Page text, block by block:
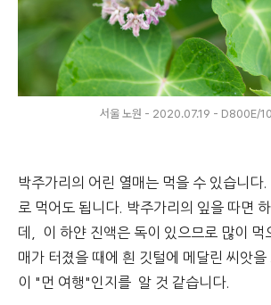
서울 노원 - 2020.07.19 - D800E/
박주가리의 어린 열매는 먹을 수 있습니다.
로 먹어도 됩니다. 박주가리의 잎을 따면
데, 이 하얀 진액은 독이 있으므로 많이 먹
매가 터졌을 때에 흰 깃털에 메달린 씨앗을
이 "먼 여행"인지를 알 것 같습니다.